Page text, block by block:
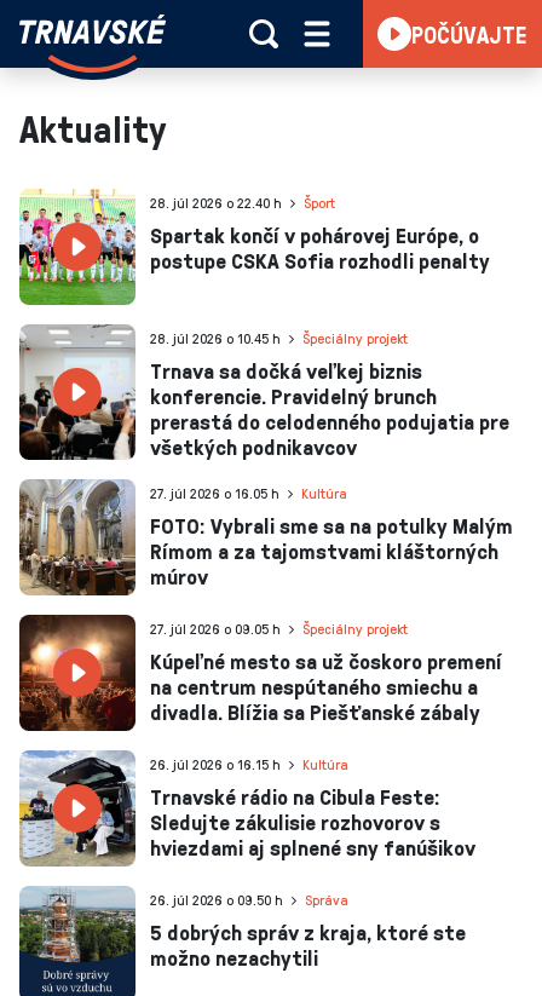
Skočiť na obsah
Trnavské
deje
v
kraji
POČÚVAJTE
Aktuality
Spartak končí v pohárovej Európe, o
postupe CSKA Sofia rozhodli penalty
28. júl 2026 o 22.40 h Šport
Trnava sa dočká veľkej biznis
konferencie. Pravidelný brunch
prerastá do celodenného podujatia pre
všetkých podnikavcov
28. júl 2026 o 10.45 h Špeciálny projekt
FOTO: Vybrali sme sa na potulky Malým
Rímom a za tajomstvami kláštorných
múrov
27. júl 2026 o 16.05 h Kultúra
Kúpeľné mesto sa už čoskoro premení
na centrum nespútaného smiechu a
divadla. Blížia sa Piešťanské zábaly
27. júl 2026 o 09.05 h Špeciálny projekt
Trnavské rádio na Cibula Feste:
Sledujte zákulisie rozhovorov s
hviezdami aj splnené sny fanúšikov
26. júl 2026 o 16.15 h Kultúra
5 dobrých správ z kraja, ktoré ste
možno nezachytili
26. júl 2026 o 09.50 h Správa